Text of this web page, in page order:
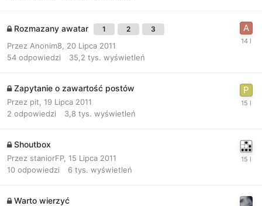
Rozmazany awatar 1 2 3
Przez Anonim8
20 Lipca 2011
54 odpowiedzi 35,2 tys. wyświetleń
Zapytanie o zawartość postów
Przez pit 19 Lipca 2011
2 odpowiedzi 3,8 tys. wyświetleń
Shoutbox
Przez staniorFP, 15 Lipca 2011
10 odpowiedzi 6 tys. wyświetleń
Warto wierzyć